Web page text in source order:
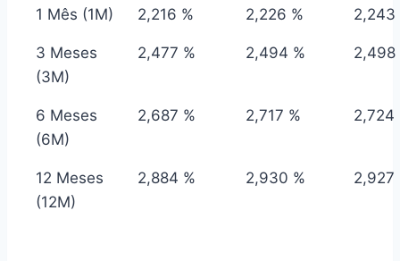
1 Mês (1M) 2,216 % 2,226 % 2,243
3 Meses
(3M)
2,477 % 2,494 % 2,498
6 Meses
(6M)
2,687 % 2,717 % 2,724
12 Meses
(12M)
2,884 % 2,930 % 2,927